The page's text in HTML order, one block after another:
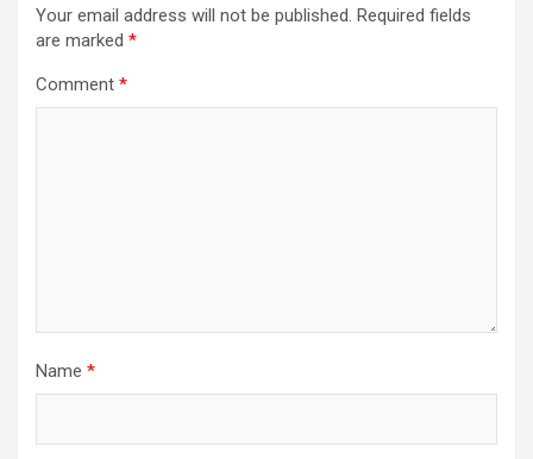
Your email address will not be published. Required fields
are marked *
Comment *
Name *